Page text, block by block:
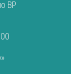
ВР